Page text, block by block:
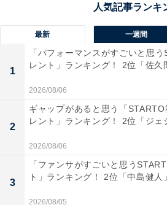
れ、神奈川県内各方面や都心への
古都の趣を感じる美しい街並みに
フェやレストランなどが立ち並び
回答者からは「うち鎌倉って言い
／埼玉県）、「定年した際1人で
ら」（30代男性／大分県）、「毎
散歩して写真を撮ったりするだけ
だからです」（30代男性／北海道
ェ等1人で行きやすいお店があり
性／愛媛県）などのコメントが寄
最新 一週間
1
「パフォーマンスがすごいと思
レント」ランキング！ 2位「佐久
2026/08/06
2
ギャップがあると思う「STARTO
レント」ランキング！ 2位「ジェ
2026/08/06
3
「ファンサがすごいと思う
ト」ランキング！ 2位「中島健人
2026/08/05